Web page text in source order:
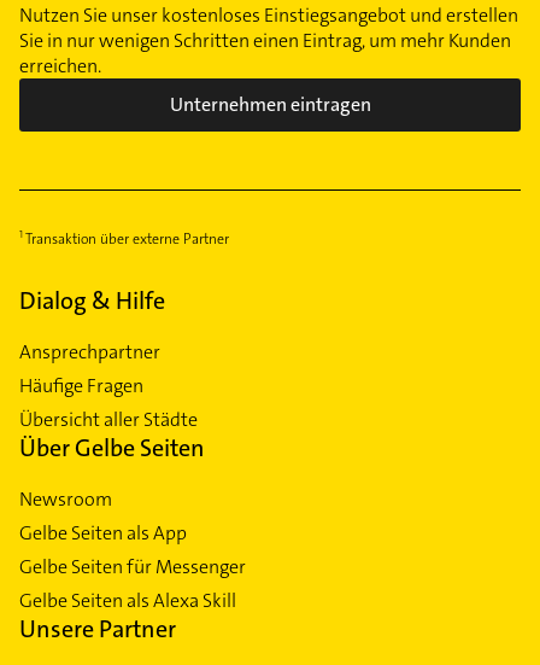
Nutzen Sie unser kostenloses Einstiegsangebot und erstellen
Sie in nur wenigen Schritten einen Eintrag, um mehr Kunden
erreichen.
Unternehmen eintragen
Transaktion über externe Partner
Dialog & Hilfe
Ansprechpartner
Häufige Fragen
Übersicht aller Städte
Über Gelbe Seiten
Newsroom
Gelbe Seiten als App
Gelbe Seiten für Messenger
Gelbe Seiten als Alexa Skill
Unsere Partner